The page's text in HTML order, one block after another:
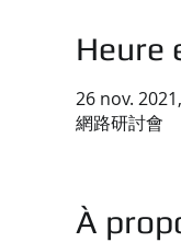
Heure
26 nov.
網路研討會
À